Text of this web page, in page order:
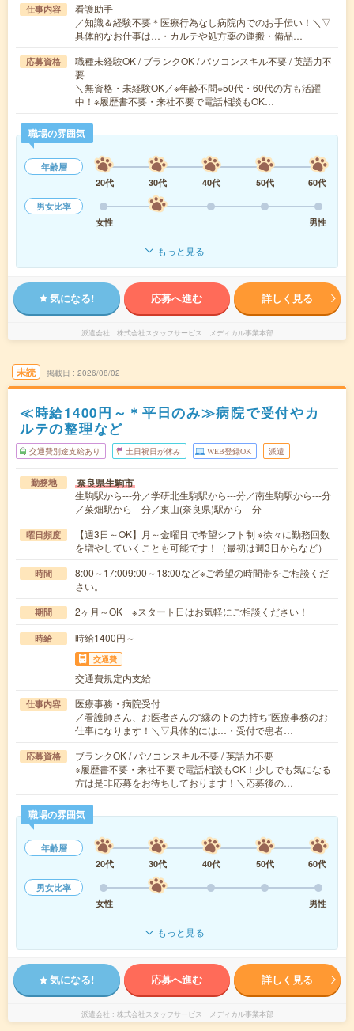
仕事内容
看護助手
／知識＆経験不要＊医療行為なし病院内でのお手伝い！＼▽
具体的なお仕事は…・カルテや処方薬の運搬・備品…
応募資格
職種未経験OK / ブランクOK / パソコンスキル不要 / 英語力不
要
＼無資格・未経験OK／※年齢不問※50代・60代の方も活躍
中！※履歴書不要・来社不要で電話相談もOK…
職場の雰囲気
年齢層
20代
30代 40代 50代
60代
男女比率
女性
男性
もっと見る
気になる! 応募へ進む 詳しく見る
派遣会社 株式会社スタッフサービス メディカル事業本部
未読 掲載日 2026/08/02
≪時給1400円～＊平日のみ≫病院で受付やカ
ルテの整理など
交通費別途支給あり 土日祝日が休み WEB登録OK 派遣
勤務地 奈良県生駒市
生駒駅から---分／学研北生駒駅から---分／南生駒駅から---分
／菜畑駅から---分／東山(奈良県)駅から---分
曜日頻度
【週3日～OK】月～金曜日で希望シフト制 ※徐々に勤務回数
を増やしていくことも可能です！（最初は週3日からなど）
時間
8:00～17:009:00～18:00など※ご希望の時間帯をご相談くだ
さい。
期間 2ヶ月～OK ※スタート日はお気軽にご相談ください！
時給 時給1400円～
交通費
交通費規定内支給
仕事内容
医療事務・病院受付
／看護師さん、お医者さんの“縁の下の力持ち”医療事務のお
仕事になります！＼▽具体的には…・受付で患者…
応募資格
ブランクOK / パソコンスキル不要 / 英語力不要
※履歴書不要・来社不要で電話相談もOK！少しでも気になる
方は是非応募をお待ちしております！＼応募後の…
職場の雰囲気
年齢層
20代
30代 40代 50代
60代
男女比率
女性
男性
もっと見る
気になる! 応募へ進む 詳しく見る
派遣会社 株式会社スタッフサービス メディカル事業本部